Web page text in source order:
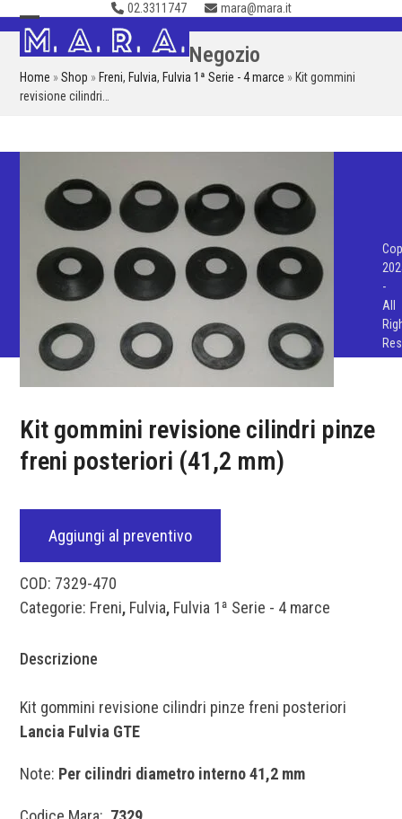
Skip
to
content
02.3311747 mara@mara.it
Open
mobile
menu
Close
mobile
menu
Negozio
Home »Shop » Freni, Fulvia, Fulvia 1ª Serie - 4 marce » Kit gommini
revisione cilindri…
Kit gommini revisione cilindri pinze
freni posteriori (41,2 mm)
Aggiungi al preventivo
COD: 7329-470
Categorie: Freni, Fulvia, Fulvia 1ª Serie - 4 marce
Descrizione
Kit gommini revisione cilindri pinze freni posteriori
Lancia Fulvia GTE
Note: Per cilindri diametro interno 41,2 mm
-
All